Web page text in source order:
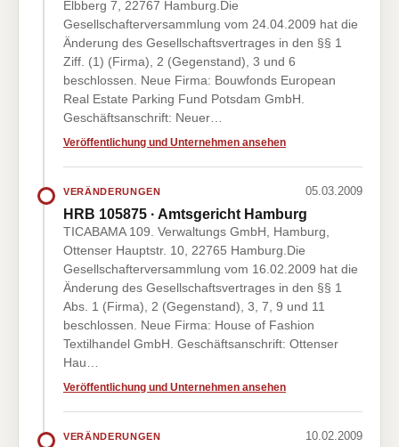
Elbberg 7, 22767 Hamburg.Die
Gesellschafterversammlung vom 24.04.2009 hat die
Änderung des Gesellschaftsvertrages in den §§ 1
Ziff. (1) (Firma), 2 (Gegenstand), 3 und 6
beschlossen. Neue Firma: Bouwfonds European
Real Estate Parking Fund Potsdam GmbH.
Geschäftsanschrift: Neuer…
Veröffentlichung und Unternehmen ansehen
VERÄNDERUNGEN 05.03.2009
HRB 105875 · Amtsgericht Hamburg
TICABAMA 109. Verwaltungs GmbH, Hamburg,
Ottenser Hauptstr. 10, 22765 Hamburg.Die
Gesellschafterversammlung vom 16.02.2009 hat die
Änderung des Gesellschaftsvertrages in den §§ 1
Abs. 1 (Firma), 2 (Gegenstand), 3, 7, 9 und 11
beschlossen. Neue Firma: House of Fashion
Textilhandel GmbH. Geschäftsanschrift: Ottenser
Hau…
Veröffentlichung und Unternehmen ansehen
VERÄNDERUNGEN 10.02.2009